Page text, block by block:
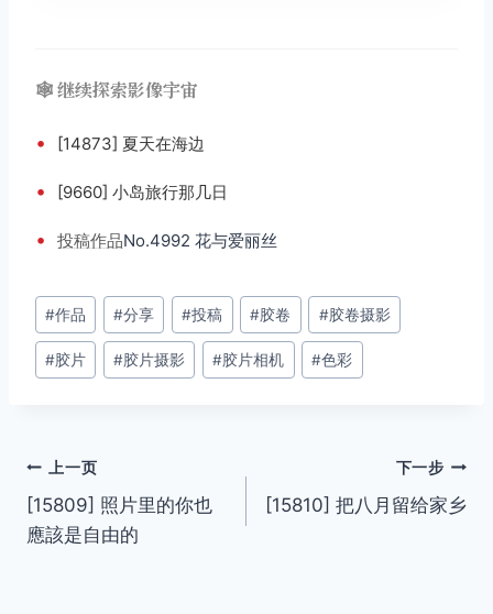
🕸️ 继续探索影像宇宙
• [14873] 夏天在海边
• [9660] 小岛旅行那几日
• 投稿作品No.4992 花与爱丽丝
文
章
标
#作品 #分享 #投稿 #胶卷 #胶卷摄影
#胶片 #胶片摄影 #胶片相机 #色彩
文
章
上一页
[15809] 照片里的你也
應該是自由的
下一步
[15810] 把八月留给家乡